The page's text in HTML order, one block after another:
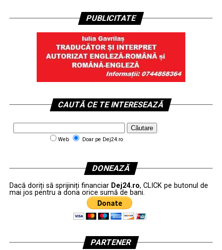
PUBLICITATE
CAUTĂ CE TE INTERESEAZĂ
Web Doar pe Dej24.ro
DONEAZĂ
Dacă doriți să sprijiniți financiar Dej24.ro, CLICK pe butonul de
mai jos pentru a dona orice sumă de bani.
PARTENER